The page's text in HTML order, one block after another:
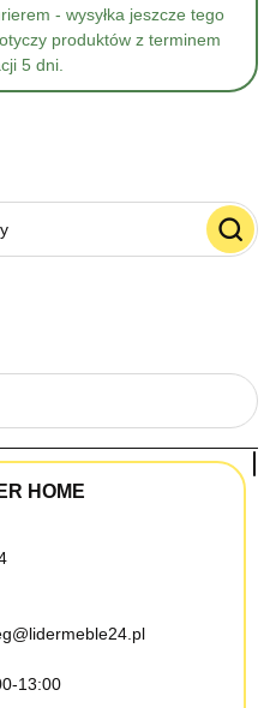
- wysyłka jeszcze tego
produktów z terminem
5 dni.
HOME
13:00